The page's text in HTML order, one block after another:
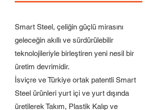
Smart Steel, çeliğin güçlü mirasını
geleceğin akıllı ve sürdürülebilir
teknolojileriyle birleştiren yeni nesil bir
üretim devrimidir.
İsviçre ve Türkiye ortak patentli Smart
Steel ürünleri yurt içi ve yurt dışında
üretilerek Takım, Plastik Kalıp ve